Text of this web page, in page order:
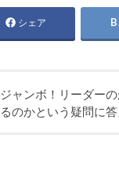
シェア
ジャンボ！リーダー
るのかという疑問に